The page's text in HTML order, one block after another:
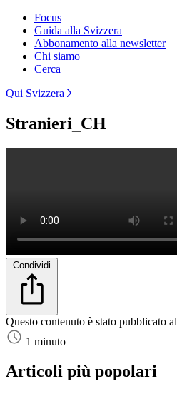
Focus
Guida alla Svizzera
Abbonamento alla newsletter
Chi siamo
Cerca
Qui Svizzera
Stranieri_CH
Condividi
Questo contenuto è stato pubblicato al
1 minuto
Articoli più popolari